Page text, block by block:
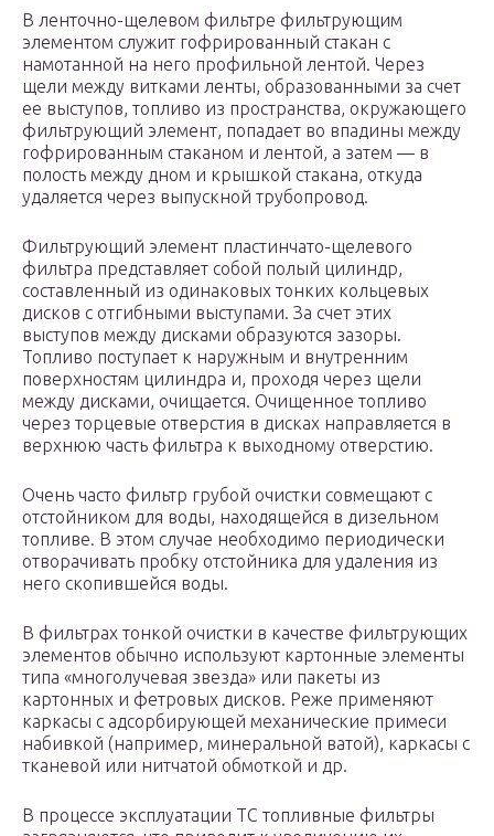
В ленточно-щелевом фильтре фильтрующим
элементом служит гофрированный стакан с
намотанной на него профильной лентой. Через
щели между витками ленты, образованными за счет
ее выступов, топливо из пространства, окружающего
фильтрующий элемент, попадает во впадины между
гофрированным стаканом и лентой, а затем — в
полость между дном и крышкой стакана, откуда
удаляется через выпускной трубопровод.
Фильтрующий элемент пластинчато-щелевого
фильтра представляет собой полый цилиндр,
составленный из одинаковых тонких кольцевых
дисков с отгибными выступами. За счет этих
выступов между дисками образуются зазоры.
Топливо поступает к наружным и внутренним
поверхностям цилиндра и, проходя через щели
между дисками, очищается. Очищенное топливо
через торцевые отверстия в дисках направляется в
верхнюю часть фильтра к выходному отверстию.
Очень часто фильтр грубой очистки совмещают с
отстойником для воды, находящейся в дизельном
топливе. В этом случае необходимо периодически
отворачивать пробку отстойника для удаления из
него скопившейся воды.
В фильтрах тонкой очистки в качестве фильтрующих
элементов обычно используют картонные элементы
типа «многолучевая звезда» или пакеты из
картонных и фетровых дисков. Реже применяют
каркасы с адсорбирующей механические примеси
набивкой (например, минеральной ватой), каркасы с
тканевой или нитчатой обмоткой и др.
В процессе эксплуатации ТС топливные фильтры